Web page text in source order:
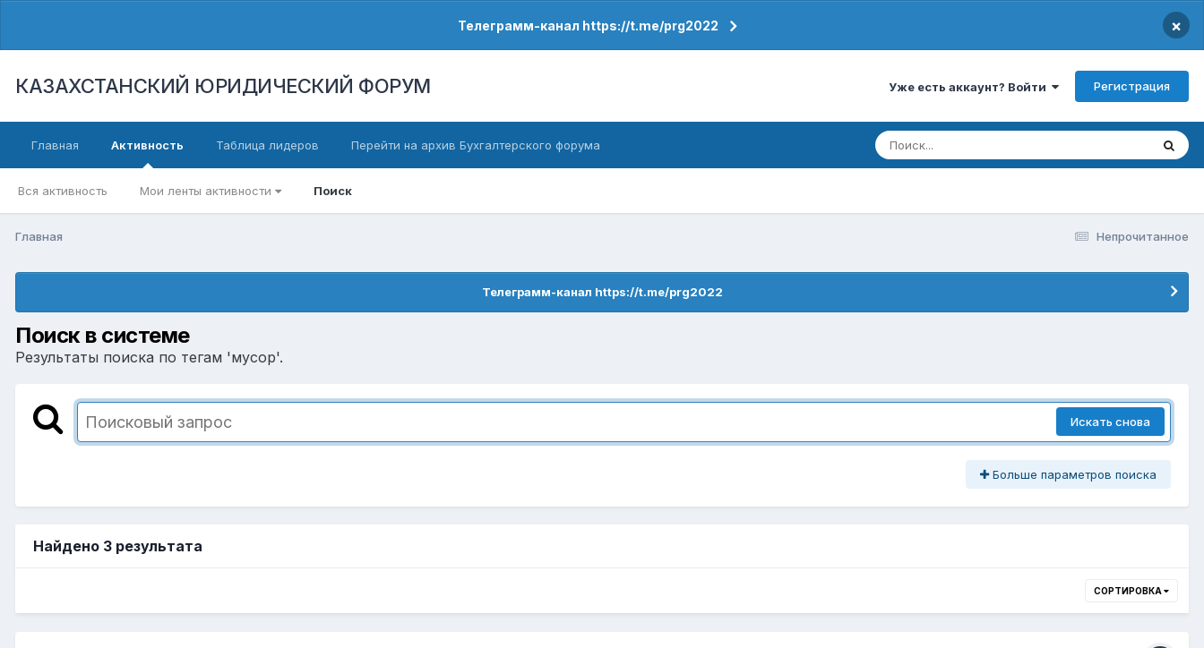
Телеграмм-канал https://t.me/prg2022 ×
КАЗАХСТАНСКИЙ ЮРИДИЧЕСКИЙ ФОРУМ Уже есть аккаунт? Войти Регистрация
Главная Активность
Вся активность Мои ленты активности Поиск
Таблица лидеров Перейти на архив Бухгалтерского форума
Непрочитанное
Главная
Телеграмм-канал https://t.me/prg2022
Поиск в системе
Результаты поиска по тегам 'мусор'.
Искать снова
Больше параметров поиска
Найдено 3 результата
СОРТИРОВКА